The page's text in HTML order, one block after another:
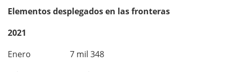
Elementos desplegados en las fronteras
2021
Enero 7 mil 348